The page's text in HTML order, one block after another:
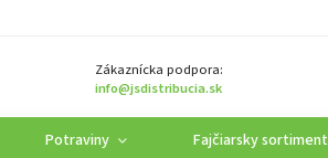
Zákaznícka podpora:
info@jsdistribucia.sk
Potraviny Fajčiarsky sortiment